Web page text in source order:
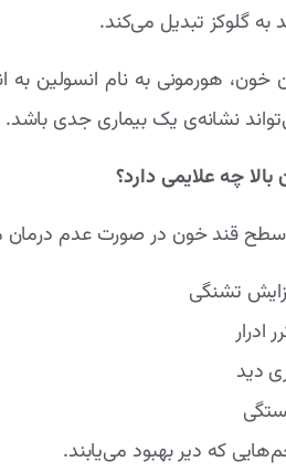
به گلوکز تبدیل می‌کند.
خون، هورمونی به نام
نشانه‌ی یک بیماری جدی
چه علایمی دارد؟
قند خون در صورت عدم درمان
تشنگی
ادرار
دید
که دیر بهبود می‌یابند.